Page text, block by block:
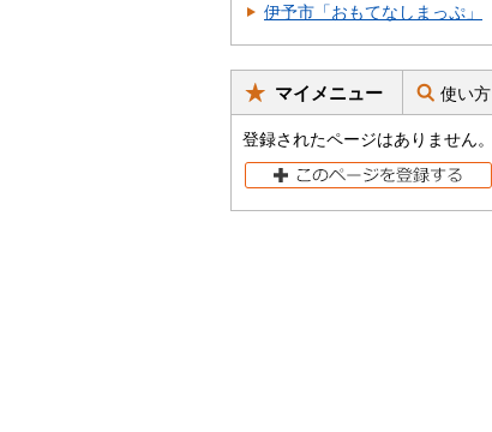
伊予市「おもてなしまっぷ」
マイメニュー 使い方
登録されたページはありません。